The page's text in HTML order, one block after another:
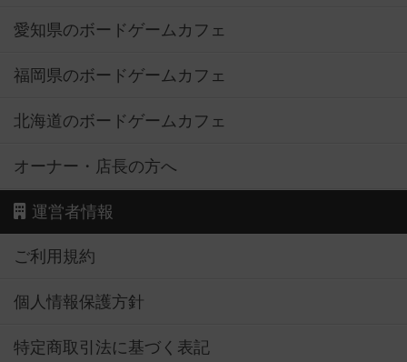
愛知県のボードゲームカフェ
福岡県のボードゲームカフェ
北海道のボードゲームカフェ
オーナー・店長の方へ
運営者情報
ご利用規約
個人情報保護方針
特定商取引法に基づく表記